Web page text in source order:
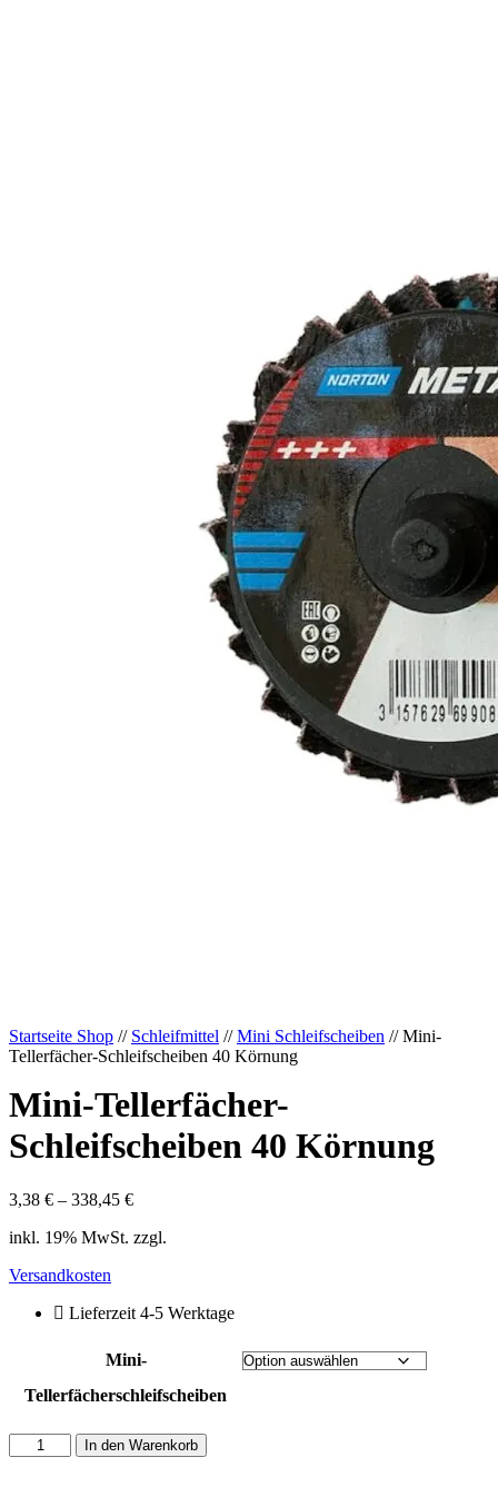
Startseite Shop // Schleifmittel //Mini Schleifscheiben // Mini-
Tellerfächer-Schleifscheiben 40 Körnung
Mini-Tellerfächer-
Schleifscheiben 40 Körnung
3,38 € – 338,45 €
bis
inkl. 19% MwSt. zzgl.
Versandkosten
Lieferzeit 4-5 Werktage
Mini-
Tellerfächerschleifscheiben
Mini-
Tellerfächer-
In den Warenkorb